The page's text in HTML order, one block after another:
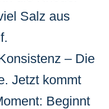
Salz aus
– Die
Jetzt kommt
Beginnt